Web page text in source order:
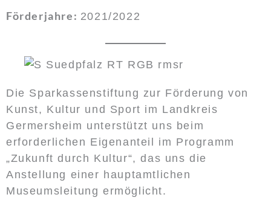
Förderjahre: 2021/2022
Die Sparkassenstiftung zur Förderung von
Kunst, Kultur und Sport im Landkreis
Germersheim unterstützt uns beim
erforderlichen Eigenanteil im Programm
„Zukunft durch Kultur“, das uns die
Anstellung einer hauptamtlichen
Museumsleitung ermöglicht.